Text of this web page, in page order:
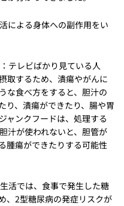
による身体への副作用をい
テレビばかり見ている人
取するため、潰瘍やがんに
な食べ方をすると、胆汁の
り、潰瘍ができたり、腸や胃
ャンクフードは、処理する
汁が使われないと、胆管が
腫瘍ができたりする可能性
活では、食事で発生した糖
、2型糖尿病の発症リスクが